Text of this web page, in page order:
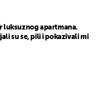
luksuznog apartmana.
su se, pili i pokazivali mi